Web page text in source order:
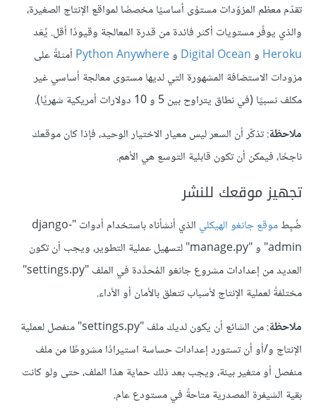
تقدّم معظم المزوّدات مستوًى أساسيًا مخصصًا لمواقع الإنتاج الصغيرة،
والذي يوفّر مستويات أكثر فائدة من قدرة المعالجة وقيودًا أقل. يُعَد
Heroku وDigital Ocean وPython Anywhere أمثلةً على
مزودات الاستضافة المشهورة التي لديها مستوى معالجة أساسي غير
مكلف نسبيًا (في نطاق يتراوح بين 5 و 10 دولارات أمريكية شهريًا).
ملاحظة: تذكّر أن السعر ليس معيار الاختيار الوحيد، فإذا كان موقعك
ناجحًا، فيمكن أن تكون قابلية التوسع هي الأهم.
تجهيز موقعك للنشر
ضُبِطموقع جانغو الهيكلي
الذي أنشأناه باستخدام أدوات "django-
admin" و "manage.py" لتسهيل عملية التطوير، ويجب أن تكون
العديد من إعدادات مشروع جانغو المُحدَّدة في الملف "settings.py"
مختلفةً لعملية الإنتاج لأسباب تتعلق بالأمان أو الأداء.
ملاحظة
: من الشائع أن يكون لديك ملف "settings.py" منفصل لعملية
الإنتاج و/أو أن تستورد إعدادات حساسة استيرادًا مشروطًا من ملف
منفصل أو متغير بيئة، ويجب بعد ذلك حماية هذا الملف، حتى ولو كانت
بقية الشيفرة المصدرية متاحةً في مستودع عام.